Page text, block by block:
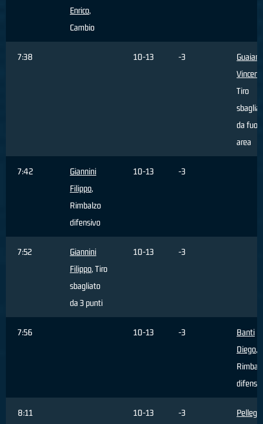
Enrico,
Cambio
7:38 10-13 -3
Guaiana
Tiro
da fuori
area
7:42
Giannini
Filippo,
Rimbalzo
difensivo
10-13 -3
7:52
Giannini
Filippo, Tiro
sbagliato
da 3 punti
10-13 -3
7:56 10-13 -3
Banti
Diego,
8:11 10-13 -3